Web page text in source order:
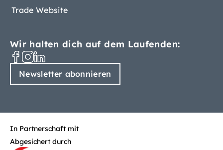
Trade Website
Wir halten dich auf dem Laufenden:
Newsletter abonnieren
In Partnerschaft mit
Abgesichert durch